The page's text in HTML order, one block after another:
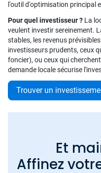
l'outil d'optimisation principal
Pour quel investisseur ? La
veulent investir sereinement.
stables, les revenus
investisseurs prudents, ceux
foncier), ou ceux qui
demande locale sécurise
Trouver un
Et
Affinez